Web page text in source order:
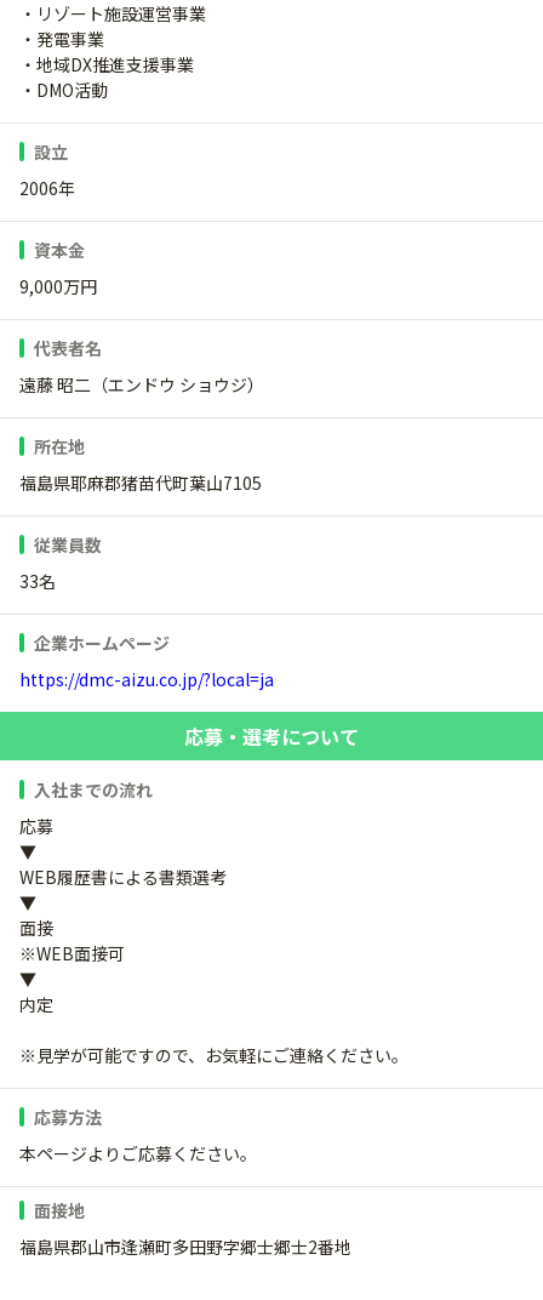
・リゾート施設運営事業
・発電事業
・地域DX推進支援事業
・DMO活動
設立
2006年
資本金
9,000万円
代表者名
遠藤 昭二（エンドウ ショウジ）
所在地
福島県耶麻郡猪苗代町葉山7105
従業員数
33名
企業ホームページ
https://dmc-aizu.co.jp/?local=ja
応募・選考について
入社までの流れ
応募
▼
WEB履歴書による書類選考
▼
面接
※WEB面接可
▼
内定
※見学が可能ですので、お気軽にご連絡ください。
応募方法
本ページよりご応募ください。
面接地
福島県郡山市逢瀬町多田野字郷士郷士2番地